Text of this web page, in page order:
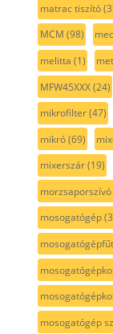
matrac tiszító
MCM (98)
melitta (1)
MFW45XXX(24)
mikrofilter(47)
mikró(69)
mixerszár(19)
morzsaporszívó
mosogatógép
mosogatógép